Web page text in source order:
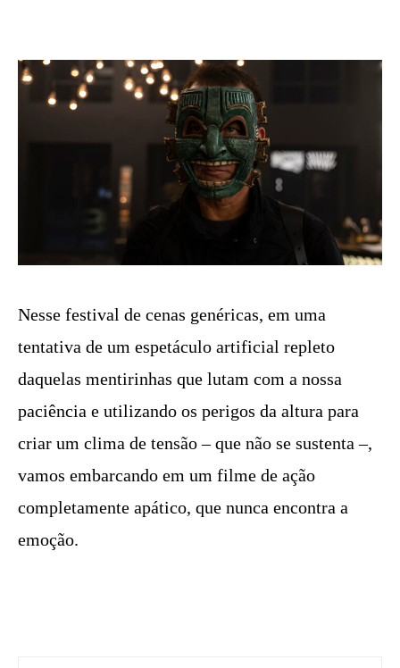
Nesse festival de cenas genéricas, em uma
tentativa de um espetáculo artificial repleto
daquelas mentirinhas que lutam com a nossa
paciência e utilizando os perigos da altura para
criar um clima de tensão – que não se sustenta –,
vamos embarcando em um filme de ação
completamente apático, que nunca encontra a
emoção.